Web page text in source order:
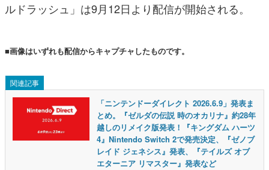
ルドラッシュ」は9月12日より配信が開始される。
■画像はいずれも配信からキャプチャしたものです。
関連記事
「ニンテンドーダイレクト 2026.6.9」発表ま
とめ。『ゼルダの伝説 時のオカリナ』約28年
越しのリメイク版発表！『キングダム ハーツ
4』Nintendo Switch 2で発売決定、『ゼノブ
レイド ジェネシス』発表、『テイルズ オブ
エターニア リマスター』発表など